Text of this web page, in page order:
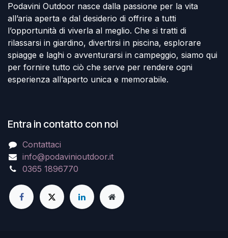
Podavini Outdoor nasce dalla passione per la vita
all’aria aperta e dal desiderio di offrire a tutti
l’opportunità di viverla al meglio. Che si tratti di
rilassarsi in giardino, divertirsi in piscina, esplorare
spiagge e laghi o avventurarsi in campeggio, siamo qui
per fornire tutto ciò che serve per rendere ogni
esperienza all’aperto unica e memorabile.
Entra in contatto con noi
Contattaci
info@podavinioutdoor.it
0365 1896770